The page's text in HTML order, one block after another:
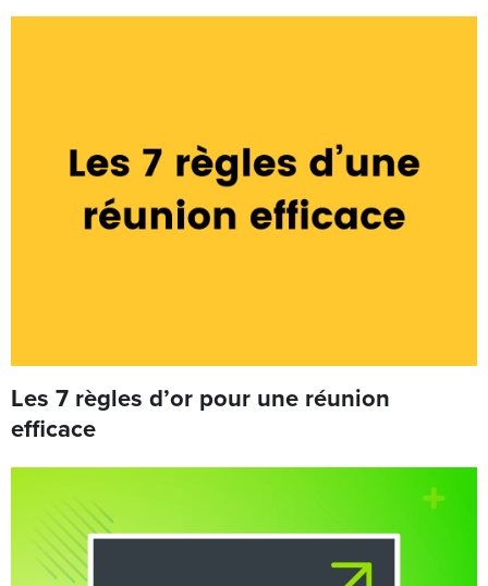
Les 7 règles d’or pour une réunion
efficace